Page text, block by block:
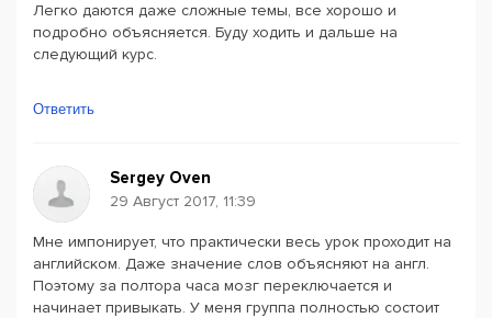
Легко даются даже сложные темы, все хорошо и
подробно объясняется. Буду ходить и дальше на
следующий курс.
Ответить
Sergey Oven
29 Август 2017, 11:39
Мне импонирует, что практически весь урок проходит на
английском. Даже значение слов объясняют на англ.
Поэтому за полтора часа мозг переключается и
начинает привыкать. У меня группа полностью состоит